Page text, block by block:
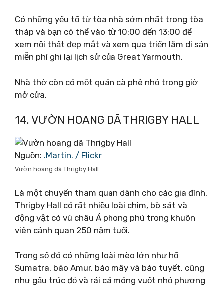
Có những yếu tố từ tòa nhà sớm nhất trong tòa
tháp và bạn có thể vào từ 10:00 đến 13:00 để
xem nội thất đẹp mắt và xem qua triển lãm di sản
miễn phí ghi lại lịch sử của Great Yarmouth.
Nhà thờ còn có một quán cà phê nhỏ trong giờ
mở cửa.
14. VƯỜN HOANG DÃ THRIGBY HALL
Nguồn: .Martin. / Flickr
Vườn hoang dã Thrigby Hall
Là một chuyến tham quan dành cho các gia đình,
Thrigby Hall có rất nhiều loài chim, bò sát và
động vật có vú châu Á phong phú trong khuôn
viên cảnh quan 250 năm tuổi.
Trong số đó có những loài mèo lớn như hổ
Sumatra, báo Amur, báo mây và báo tuyết, cũng
như gấu trúc đỏ và rái cá móng vuốt nhỏ phương